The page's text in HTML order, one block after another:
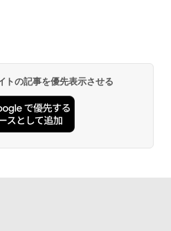
トの記事を優先表示させる